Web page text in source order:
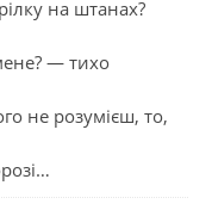
на штанах?
— тихо
не розумієш, то,